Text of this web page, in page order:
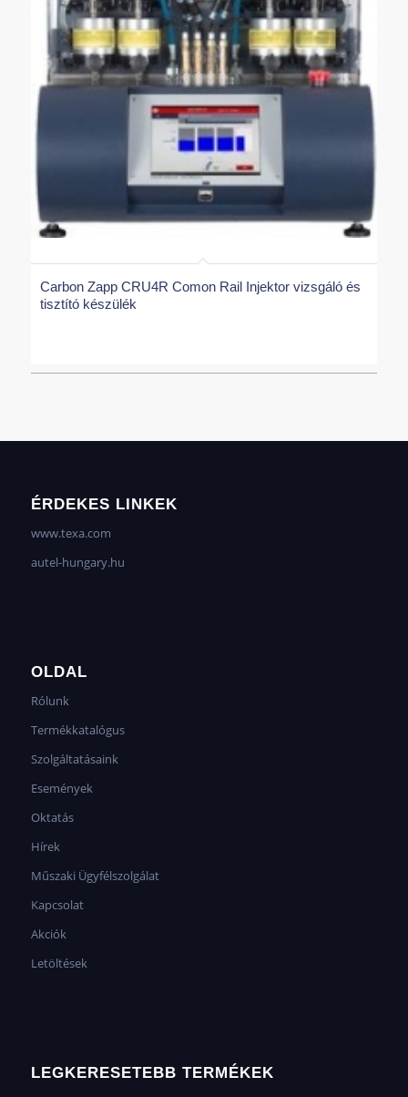
Carbon Zapp CRU4R Comon Rail Injektor vizsgáló és
tisztító készülék
ÉRDEKES LINKEK
www.texa.com
autel-hungary.hu
OLDAL
Rólunk
Termékkatalógus
Szolgáltatásaink
Események
Oktatás
Hírek
Műszaki Ügyfélszolgálat
Kapcsolat
Akciók
Letöltések
LEGKERESETEBB TERMÉKEK